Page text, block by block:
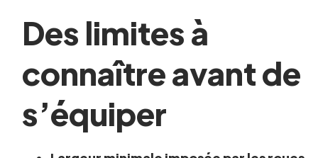
Des limites à
connaître avant de
s’équiper